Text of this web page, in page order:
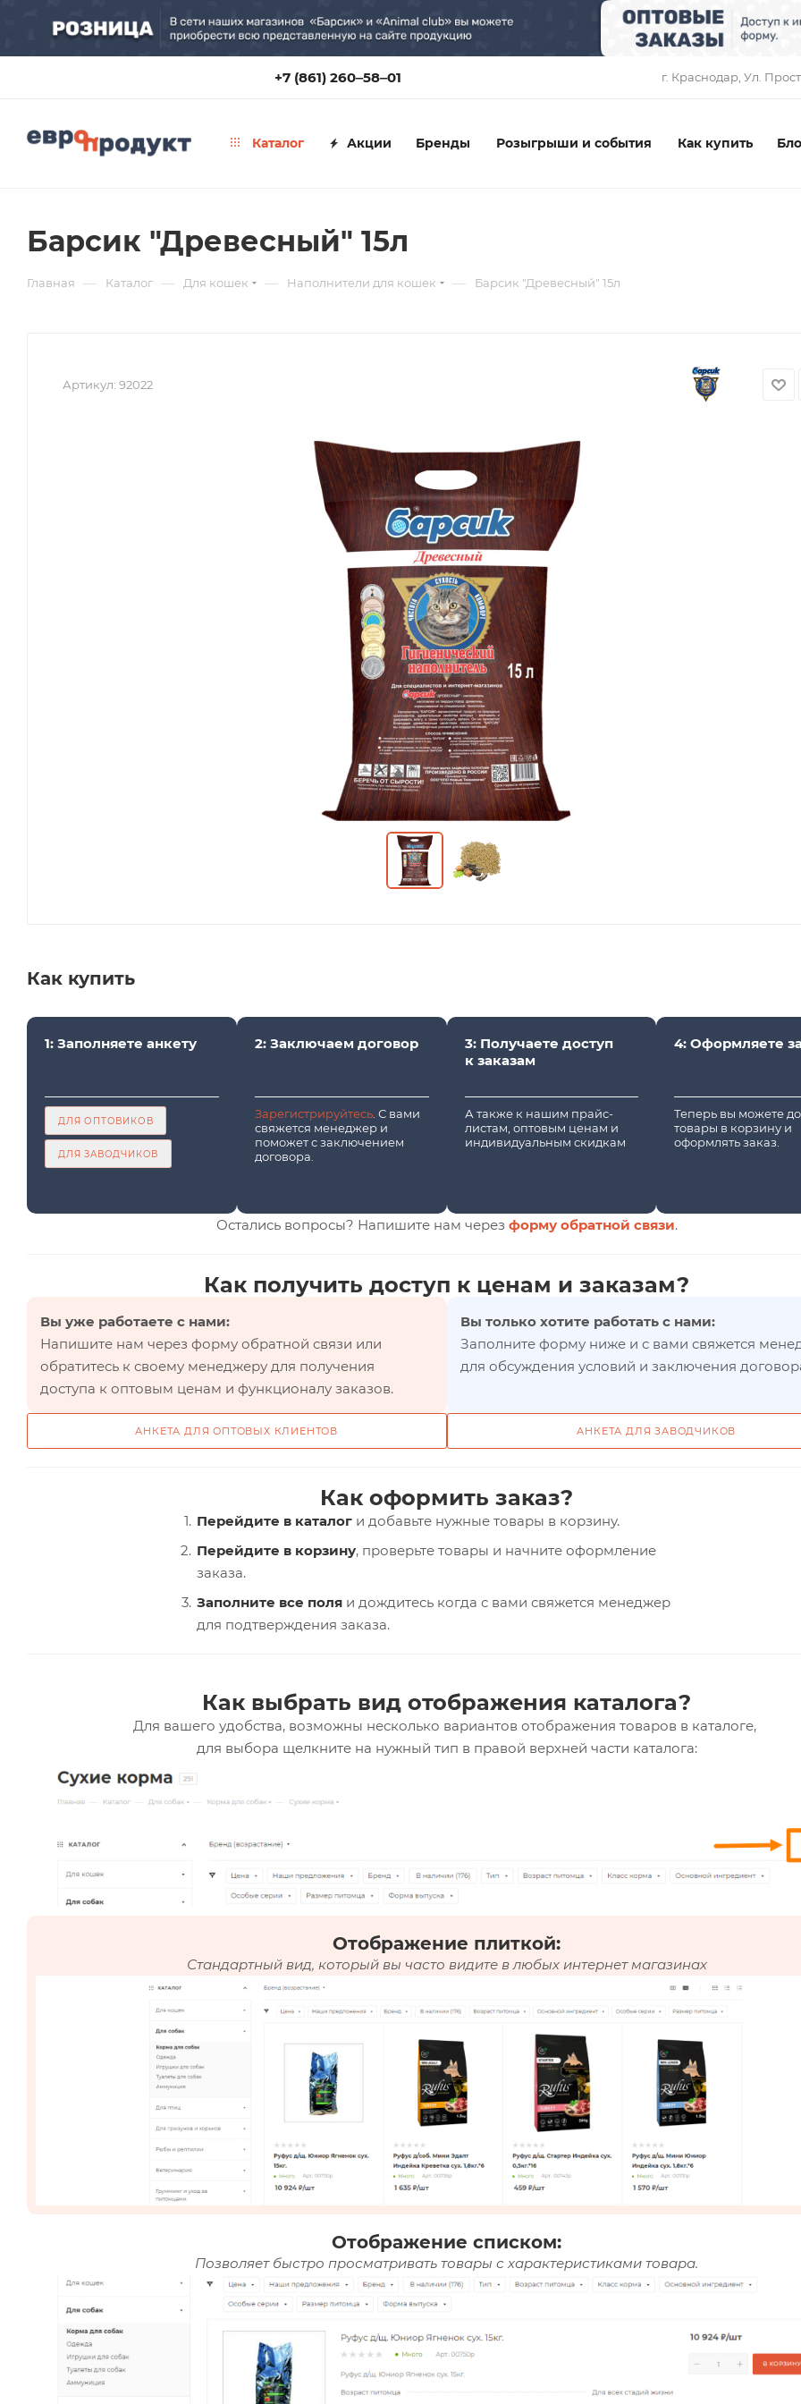
+7 (861) 260‒58‒01 г. Краснодар, ​Ул.
Каталог Акции Бренды Розыгрыши и события Как купить
Барсик "Древесный" 15л
Главная — Каталог — Для кошек — Наполнители для кошек — Барсик "Древесный" 15л
Артикул: 92022
Как купить
1: Заполняете анкету
ДЛЯ ОПТОВИКОВ
ДЛЯ ЗАВОДЧИКОВ
2: Заключаем договор
Зарегистрируйтесь. С вами
свяжется менеджер и
поможет с заключением
договора.
3: Получаете доступ
к заказам
А также к нашим прайс-
листам, оптовым ценам и
индивидуальным скидкам
4: Оформляете
Теперь вы можете
товары в корзину и
оформлять заказ.
Остались вопросы? Напишите нам через форму обратной связи.
Как получить доступ к ценам и заказам?
Вы уже работаете с нами:
Напишите нам через форму обратной связи или
обратитесь к своему менеджеру для получения
доступа к оптовым ценам и функционалу заказов.
Вы только хотите работать с нами:
Заполните форму ниже и с вами свяжется
для обсуждения условий и заключения
АНКЕТА ДЛЯ ОПТОВЫХ КЛИЕНТОВ АНКЕТА ДЛЯ ЗАВОДЧИКОВ
Как оформить заказ?
Перейдите в каталоги добавьте нужные товары в корзину.
Перейдите в корзину, проверьте товары и начните оформление
заказа.
Заполните все поляи дождитесь когда с вами свяжется менеджер
для подтверждения заказа.
Как выбрать вид отображения каталога?
Для вашего удобства, возможны несколько вариантов отображения товаров в каталоге,
для выбора щелкните на нужный тип в правой верхней части каталога:
Отображение плиткой:
Стандартный вид, который вы часто видите в любых интернет магазинах
Отображение списком:
Позволяет быстро просматривать товары с характеристиками товара.